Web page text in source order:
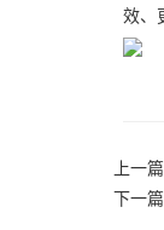
效、
上一篇
下一篇